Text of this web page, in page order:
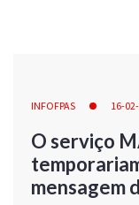
INFOFPAS 16-
O serviço
mensagem